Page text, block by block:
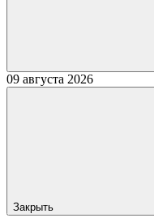
09 августа 2026
Закрыть